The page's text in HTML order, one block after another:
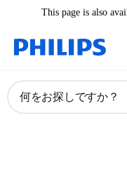
This page is also
何をお探しですか？